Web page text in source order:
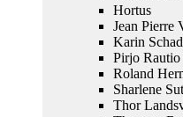
Hortus
Jean Pierre
Karin
Pirjo Rautio
Roland
Sharlene
Thor